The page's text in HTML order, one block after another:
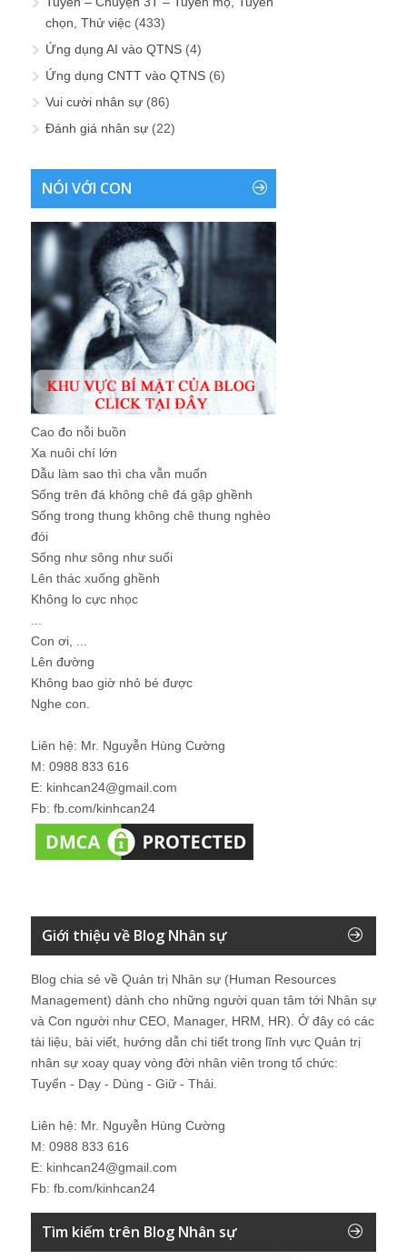
chọn, Thử việc (433)
Ứng dụng AI vào QTNS (4)
Ứng dụng CNTT vào QTNS (6)
Vui cười nhân sự (86)
Đánh giá nhân sự (22)
NÓI VỚI CON
Cao đo nỗi buồn
Xa nuôi chí lớn
Dẫu làm sao thì cha vẫn muốn
Sống trên đá không chê đá gập ghềnh
Sống trong thung không chê thung nghèo
đói
Sống như sông như suối
Lên thác xuống ghềnh
Không lo cực nhọc
Con ơi, ...
Lên đường
Không bao giờ nhỏ bé được
Nghe con.
Liên hệ: Mr. Nguyễn Hùng Cường
M: 0988 833 616
E: kinhcan24@gmail.com
Fb: fb.com/kinhcan24
Giới thiệu về Blog Nhân sự
Blog chia sẻ về Quản trị Nhân sự (Human Resources
Management) dành cho những người quan tâm tới Nhân sự
và Con người như CEO, Manager, HRM, HR). Ở đây có các
tài liệu, bài viết, hướng dẫn chi tiết trong lĩnh vực Quản trị
nhân sự xoay quay vòng đời nhân viên trong tổ chức:
Tuyển - Dạy - Dùng - Giữ - Thải.
Liên hệ: Mr. Nguyễn Hùng Cường
M: 0988 833 616
E: kinhcan24@gmail.com
Fb: fb.com/kinhcan24
Tìm kiếm trên Blog Nhân sự